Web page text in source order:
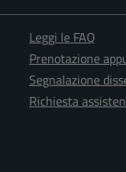
Leggi le FAQ
Prenotazione
Segnalazione
Richiesta